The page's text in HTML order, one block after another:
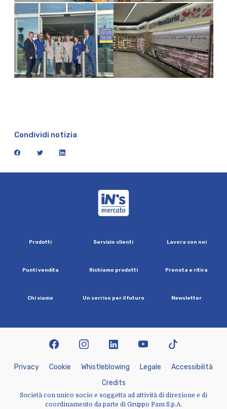
Condividi notizia
facebook twitter linkedin
Prodotti Servizio clienti Lavora con noi
Puntivendita Richiamo prodotti Prenota e ritira
Chi siamo Un sorriso per ilfuturo Newsletter
Privacy Cookie Whist eb owing Lega e Accessibi ità
Credits
Società con unico socio e soggetta ad attività di direzione e di
coordinamento da parte di Gruppo Pam S.p.A.
facebookinstagramlinkedin youtubetiktok